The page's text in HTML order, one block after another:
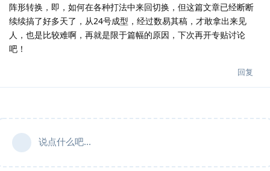
阵形转换，即，如何在各种打法中来回切换，但这篇文章已经断断
续续搞了好多天了，从24号成型，经过数易其稿，才敢拿出来见
人，也是比较难啊，再就是限于篇幅的原因，下次再开专贴讨论
吧！
回复
说点什么吧...